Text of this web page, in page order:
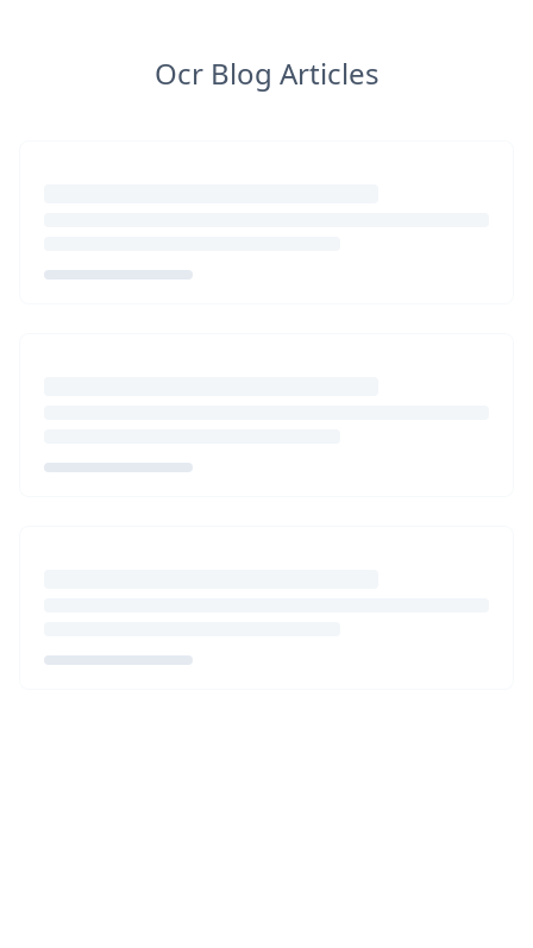
Ocr Blog Articles